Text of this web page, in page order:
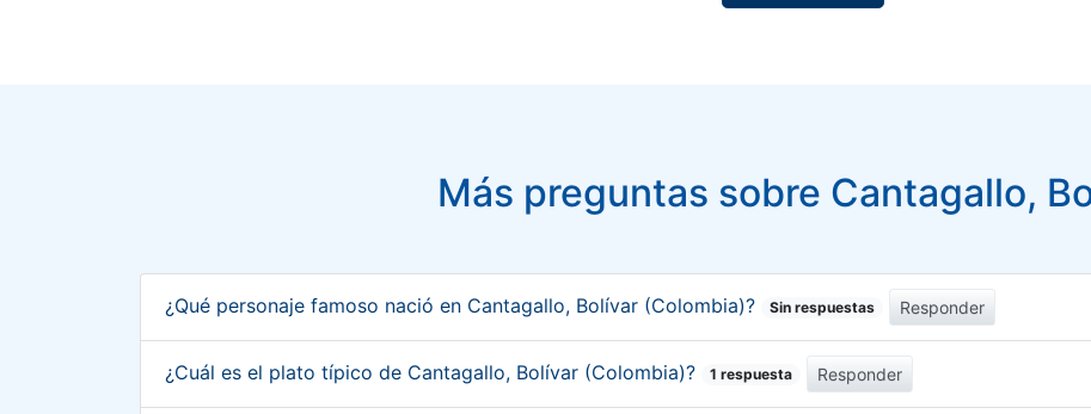
Más preguntas sobre Cantagallo,
¿Qué personaje famoso nació en Cantagallo, Bolívar (Colombia)? Sin respuestas Responder
¿Cuál es el plato típico de Cantagallo, Bolívar (Colombia)? 1 respuesta Responder